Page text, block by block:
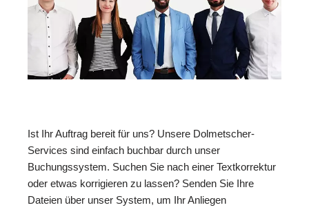
Ist Ihr Auftrag bereit für uns? Unsere Dolmetscher-
Services sind einfach buchbar durch unser
Buchungssystem. Suchen Sie nach einer Textkorrektur
oder etwas korrigieren zu lassen? Senden Sie Ihre
Dateien über unser System, um Ihr Anliegen